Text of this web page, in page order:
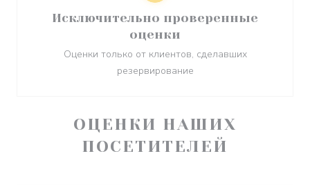
ОЦЕНКИ НАШИХ
ПОСЕТИТЕЛЕЙ
Исключительно проверенные
оценки
Оценки только от клиентов, сделавших
резервирование